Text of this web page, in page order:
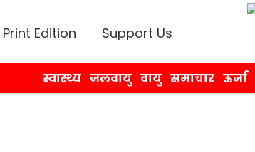
Print Edition Support Us
स्वास्थ्य जलवायु वायु समाचार ऊर्जा